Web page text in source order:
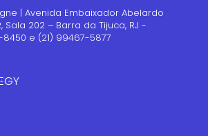
| Avenida Embaixador Abelardo
2, Sala 202 – Barra da Tijuca, RJ -
e (21) 99467-5877